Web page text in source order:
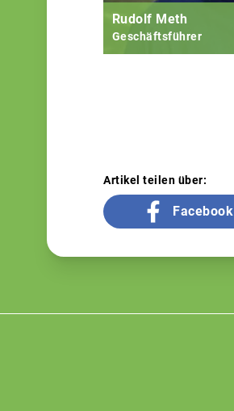
Rudolf Meth
Geschäftsführer
Artikel teilen über:
Facebook